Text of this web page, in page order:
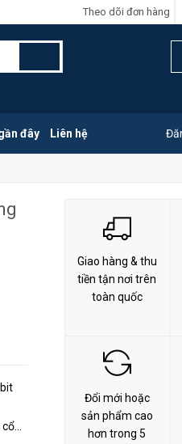
Theo dõi đơn hàng
đây Liên hệ
LIÊN HỆ
Giao hàng & thu
tiền tận nơi trên
toàn quốc
Đổi mới hoặc
sản phẩm cao
hơn trong 5